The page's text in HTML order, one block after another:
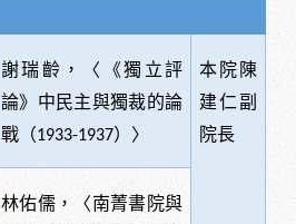
謝瑞齡，〈《獨立評
論》中民主與獨裁的論
戰（1933-1937）〉
本院陳
建仁副
院長
林佑儒，〈南菁書院與